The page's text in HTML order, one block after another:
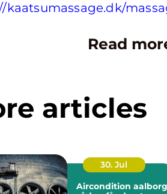
kaatsumassage.dk/
Read
articles
30. Jul
Aircondition aalborg